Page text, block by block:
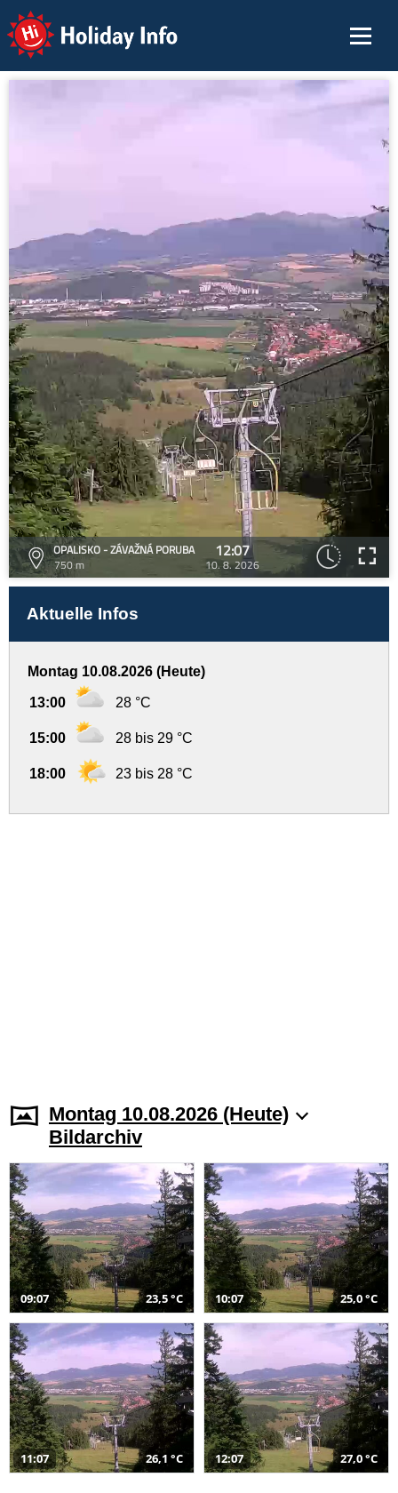
Holiday Info
OPALISKO - ZÁVAŽNÁ PORUBA
750 m
12:07
10. 8. 2026
Aktuelle Infos
Montag 10.08.2026 (Heute)
13:00 28 °C
15:00 28 bis 29 °C
18:00 23 bis 28 °C
Montag 10.08.2026 (Heute)
Bildarchiv
09:07 23,5 °C 10:07 25,0 °C
11:07 26,1 °C 12:07 27,0 °C